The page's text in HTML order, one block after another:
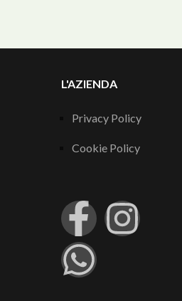
L'AZIENDA
Privacy Policy
Cookie Policy